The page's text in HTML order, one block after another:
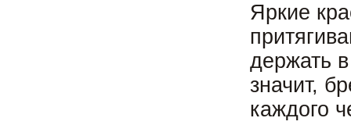
Яркие
держать
значит,
каждого